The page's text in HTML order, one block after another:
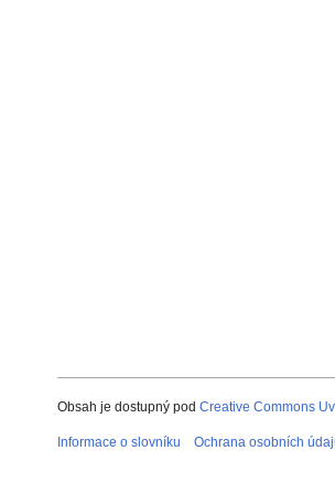
Obsah je dostupný pod Creative Commons
Informace o slovníku Ochrana osobních